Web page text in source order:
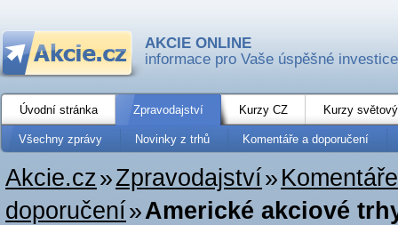
AKCIE ONLINE
informace pro Vaše úspěšné investice
Úvodní stránka Zpravodajství Kurzy CZ Kurzy
Všechny zprávy Novinky z trhů Komentáře a doporučení
Akcie.cz»Zpravodajství»
doporučení»Americké akciové